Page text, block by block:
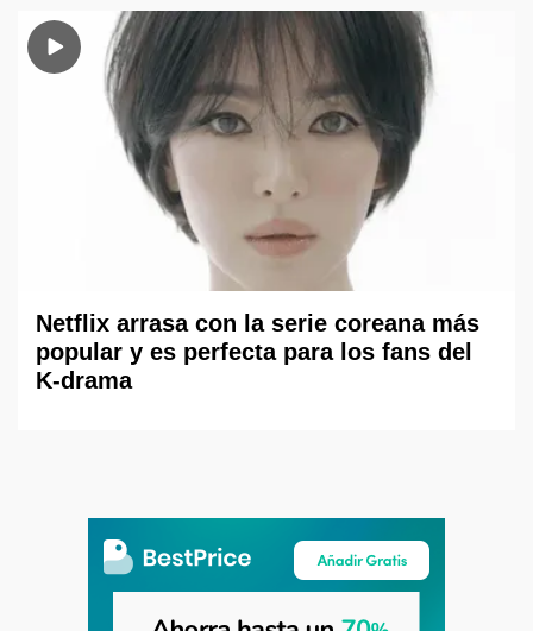
Netflix arrasa con la serie coreana más
popular y es perfecta para los fans del
K-drama